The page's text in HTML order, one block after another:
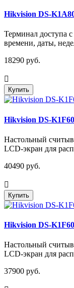
Hikvision DS-
Терминал доступа
времени, даты,
18290 руб.
Купить
Hikvision DS-
Настольный
LCD-экран для
40490 руб.
Купить
Hikvision DS-
Настольный
LCD-экран для
37900 руб.